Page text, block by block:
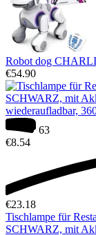
Robot dog
€54.90
63
€8.54
€23.18
Tischlampe für
SCHWARZ, mit